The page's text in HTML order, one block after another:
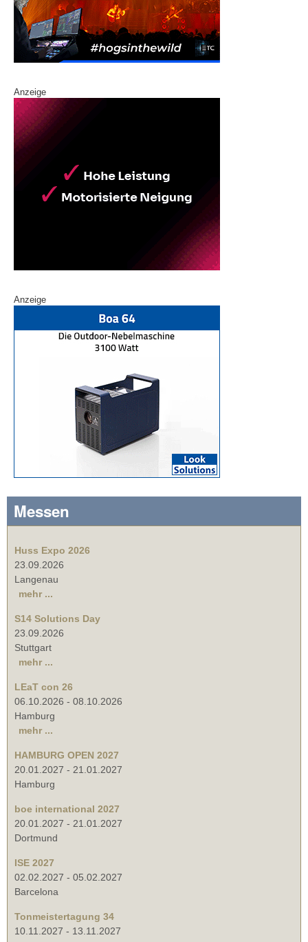
Anzeige
Anzeige
Messen
Huss Expo 2026
23.09.2026
Langenau
mehr ...
S14 Solutions Day
23.09.2026
Stuttgart
mehr ...
LEaT con 26
06.10.2026 - 08.10.2026
Hamburg
mehr ...
HAMBURG OPEN 2027
20.01.2027 - 21.01.2027
Hamburg
boe international 2027
20.01.2027 - 21.01.2027
Dortmund
ISE 2027
02.02.2027 - 05.02.2027
Barcelona
Tonmeistertagung 34
10.11.2027 - 13.11.2027